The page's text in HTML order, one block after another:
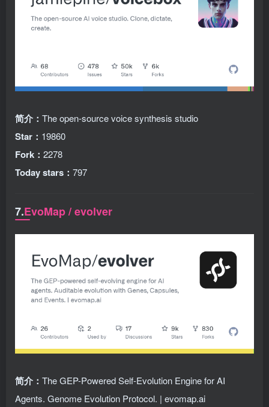
简介： The open-source voice synthesis studio
Star： 19860
Fork： 2278
Today stars： 797
7.EvoMap / evolver
简介： The GEP-Powered Self-Evolution Engine for AI
Agents. Genome Evolution Protocol. | evomap.ai